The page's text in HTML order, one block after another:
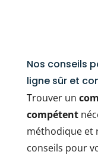
Nos conseils
ligne sûr et
Trouver un
compétent
méthodique et
conseils pour